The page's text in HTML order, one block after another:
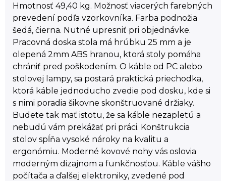
Hmotnosť 49,40 kg. Možnosť viacerých farebných
prevedení podľa vzorkovníka. Farba podnožia
šedá, čierna. Nutné upresniť pri objednávke.
Pracovná doska stola má hrúbku 25 mm a je
olepená 2mm ABS hranou, ktorá stoly pomáha
chrániť pred poškodením. O káble od PC alebo
stolovej lampy, sa postará praktická priechodka,
ktorá káble jednoducho zvedie pod dosku, kde si
s nimi poradia šikovne skonštruované držiaky.
Budete tak mať istotu, že sa káble nezapletú a
nebudú vám prekážať pri práci. Konštrukcia
stolov spĺňa vysoké nároky na kvalitu a
ergonómiu. Moderné kovové nohy vás oslovia
moderným dizajnom a funkčnosťou. Káble vášho
počítača a ďalšej elektroniky, zvedené pod